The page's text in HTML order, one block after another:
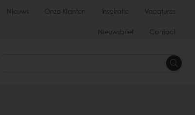
Nieuws Onze Klanten Inspiratie Vacatures
Nieuwsbrief Contact